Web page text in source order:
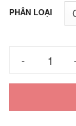
PHÂN LOẠI